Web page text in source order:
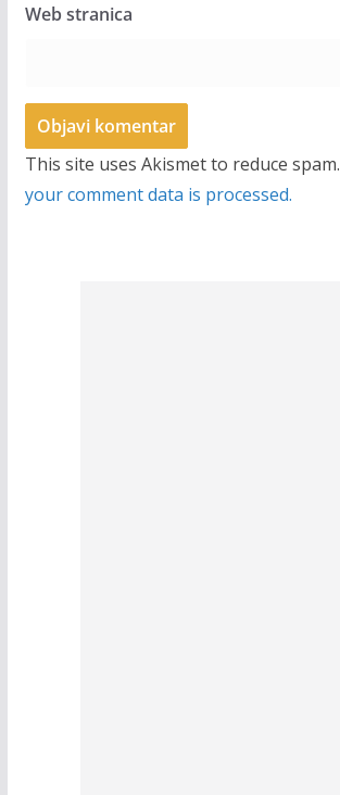
Web stranica
This site uses Akismet to reduce spam.
your comment data is processed.